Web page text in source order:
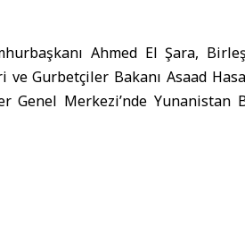
Ahmed El Şara,
Gurbetçiler Bakanı Asaad
Genel Merkezi’nde Yunanistan